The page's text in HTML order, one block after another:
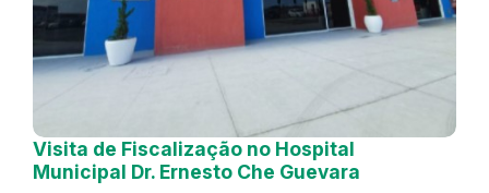
Visita de Fiscalização no Hospital
Municipal Dr. Ernesto Che Guevara